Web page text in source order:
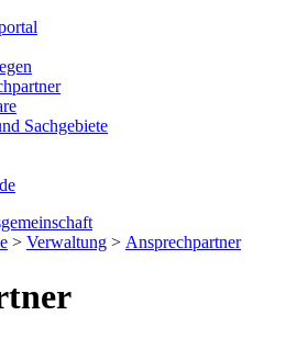
Sachgebiete
> Verwaltung > Ansprechpartner